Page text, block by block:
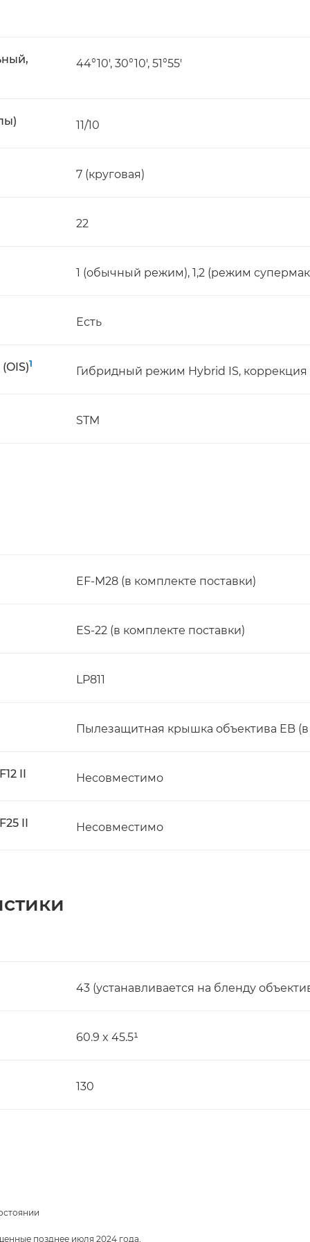
44°10', 30°10', 51°55'
11/10
7 (круговая)
22
1 (обычный режим), 1,2 (режим
Есть
1
Гибридный режим Hybrid IS, коррекция
STM
EF-M28 (в комплекте поставки)
ES-22 (в комплекте поставки)
LP811
Пылезащитная крышка объектива EB
II Несовместимо
II Несовместимо
43 (устанавливается на бленду
60.9 x 45.5¹
130
позднее июля 2024 года,